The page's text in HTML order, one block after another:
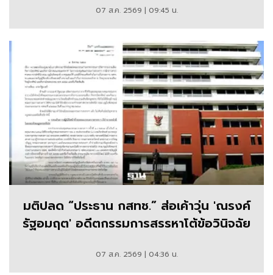
07 ส.ค. 2569 | 09:45 น.
มติปลด “ประธาน กสทช.” ส่อเค้าวุ่น 'ณรงค์
รัฐอมฤต' อดีตกรรมการสรรหาโต้ข้อวินิจฉัย
07 ส.ค. 2569 | 04:36 น.